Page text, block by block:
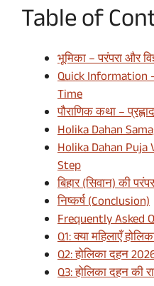
Table of
भूमिका – परंपरा और
Quick Information
Time
पौराणिक कथा –
Holika Dahan
Holika Dahan
Step
बिहार (सिवान) की
निष्कर्ष (Conclusion)
Frequently Asked
Q1: क्या महिलाएँ
Q2: होलिका दहन
Q3: होलिका दहन की